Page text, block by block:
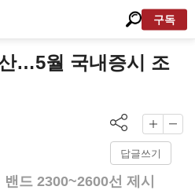
구독
…5월 국내증시 조
답글쓰기
드 2300~2600선 제시